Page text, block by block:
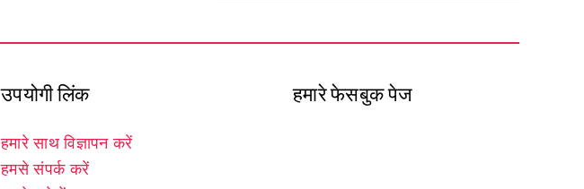
उपयोगी लिंक
हमारे साथ विज्ञापन करें
हमसे संपर्क करें
हमारे फेसबुक पेज